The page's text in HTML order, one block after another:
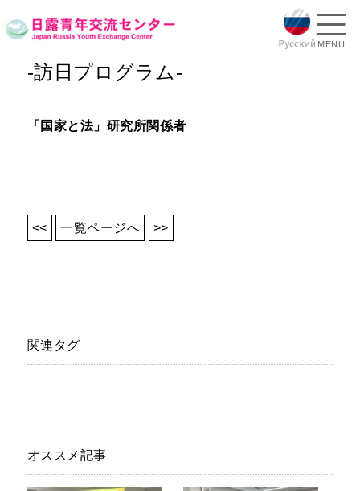
MENU
-訪日プログラム-
「国家と法」研究所関係者
<< 一覧ページへ >>
関連タグ
オススメ記事